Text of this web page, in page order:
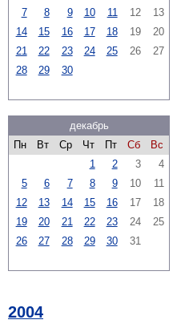
7
8 9 10 11 12
13
14
15 16 17 18 19
20
21
22 23 24 25 26
27
28
29 30
декабрь
Пн
Вт Ср Чт Пт Сб
Вс
1
2 3
4
5
6 7 8 9 10
11
12
13 14 15 16 17
18
19
20 21 22 23 24
25
26
27 28 29 30 31
2004